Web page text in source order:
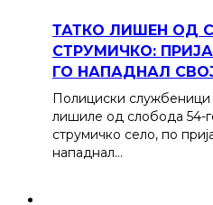
ТАТКО ЛИШЕН ОД
СТРУМИЧКО:
ГО НАПАДНАЛ
Полициски
лишиле од слобода 54-
струмичко село, по
нападнал…